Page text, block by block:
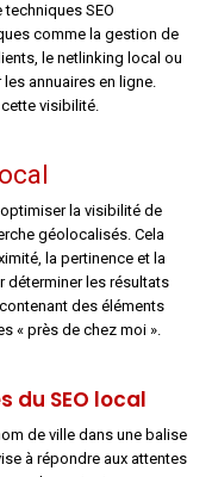
SEO
comme la gestion de
le netlinking local ou
annuaires en ligne.
visibilité.
la visibilité de
géolocalisés. Cela
la pertinence et la
déterminer les résultats
des éléments
« près de chez moi ».
du SEO local
de ville dans une balise
à répondre aux attentes